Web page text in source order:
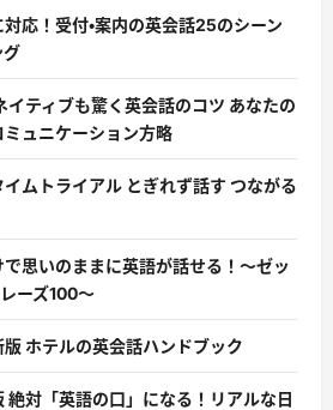
対応！受付・案内の英会話25のシーン
グ
イティブも驚く英会話のコツ あなたの
ュニケーション方略
イムトライアル とぎれず話す つながる
で思いのままに英語が話せる！〜ゼッ
ーズ100〜
版 ホテルの英会話ハンドブック
絶対「英語の口」になる！リアルな日